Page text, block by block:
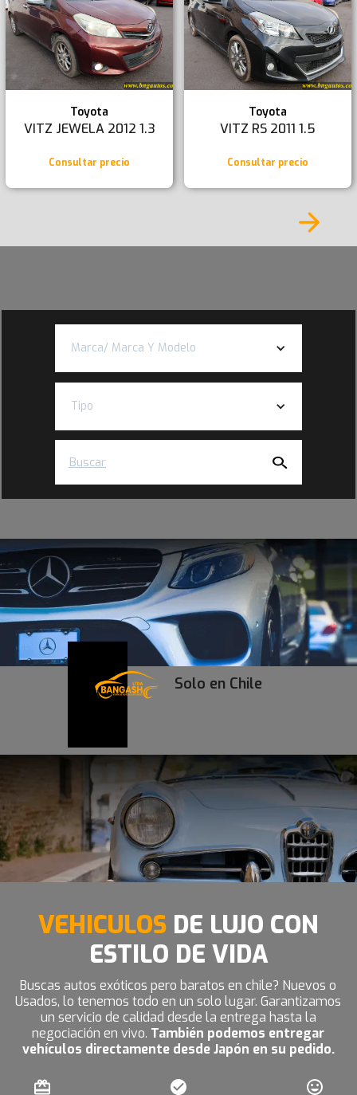
Toyota
VITZ JEWELA 2012 1.3
Consultar precio
Toyota
VITZ RS 2011 1.5
Consultar precio
Marca/ Marca Y Modelo
Tipo
Buscar
Solo en Chile
VEHICULOS DE LUJO CON
ESTILO DE VIDA
Buscas autos exóticos pero baratos en chile? Nuevos o
Usados, lo tenemos todo en un solo lugar. Garantizamos
un servicio de calidad desde la entrega hasta la
negociación en vivo. También podemos entregar
vehículos directamente desde Japón en su pedido.